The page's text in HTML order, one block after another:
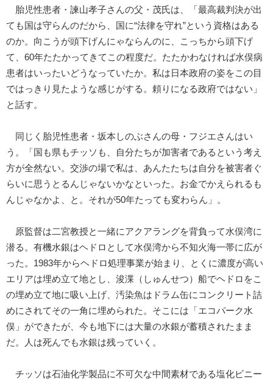
胎児性患者・諫山孝子さんの父・茂氏は、「最高裁判決が出
ても国は守らんのだから、国に“法律を守れ”という資格はある
のか。向こうが頭下げんにゃならんのに、こっちから頭下げ
て、60年たたかってきてこの程度だ。たたかわなければ水俣病
患者はいったいどうなっていたか。私は日本政府の姿をこの目
ではっきり見たような感じがする。頼りになる政府ではない」
と話す。
同じく胎児性患者・坂本しのぶさんの母・フジエさんはい
う。「国も県もチッソも、自分たちが加害者であるという考え
方が全然ない。交渉の場で私は、あんたたちは自分を被害者ぐ
らいに思うとるんじゃないかなといった。お金でかえられるも
んじゃなかよ、と。それが50年たっても変わらん」。
原監督は二宮教授と一緒にアクアラングを背負って水俣湾に
潜る。有機水銀はヘドロとして水俣湾から不知火海一帯に広が
った。1983年からヘドロ処理事業が始まり、とくに濃度が高い
エリアは埋め立て地とし、浚渫（しゅんせつ）船でヘドロをこ
の埋め立て地に吸い上げ、汚染魚はドラム缶にコンクリート詰
めにされてその一角に埋められた。そこには「エコパーク水
俣」ができたが、今も地下には大量の水銀が蓄積されたまま
だ。人は死んでも水銀は残っていく。
チッソは石油化学製品に不可欠な中間素材である塩化ビニー